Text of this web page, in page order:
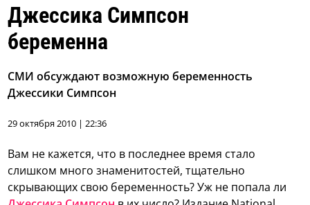
Джессика Симпсон
беременна
СМИ обсуждают возможную беременность
Джессики Симпсон
29 октября 2010 | 22:36
Вам не кажется, что в последнее время стало
слишком много знаменитостей, тщательно
скрывающих свою беременность? Уж не попала ли